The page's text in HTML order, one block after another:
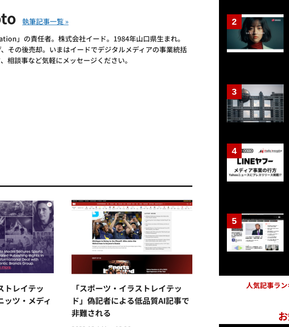
」の責任者。株式会社イード。1984年山口県生まれ。
その後売却。いまはイードでデジタルメディアの事業統括
相談事など気軽にメッセージください。
トレイテッ
ッツ・メディ
「スポーツ・イラストレイテッ
ド」偽記者による低品質AI記事で
非難される
人気記事ラ